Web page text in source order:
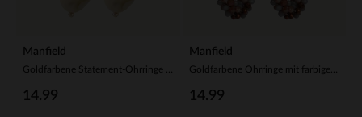
Manfield
14.99
Manfield
14.99